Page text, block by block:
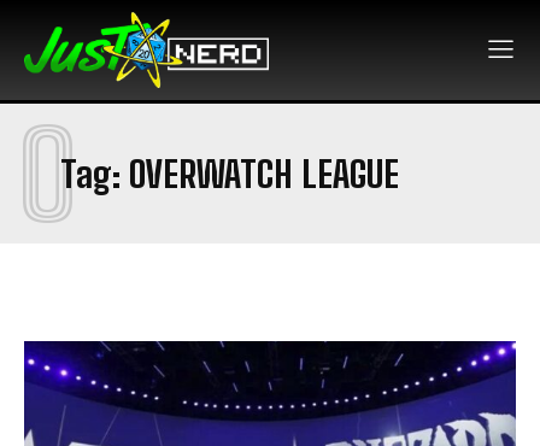
Tag: OVERWATCH LEAGUE
O